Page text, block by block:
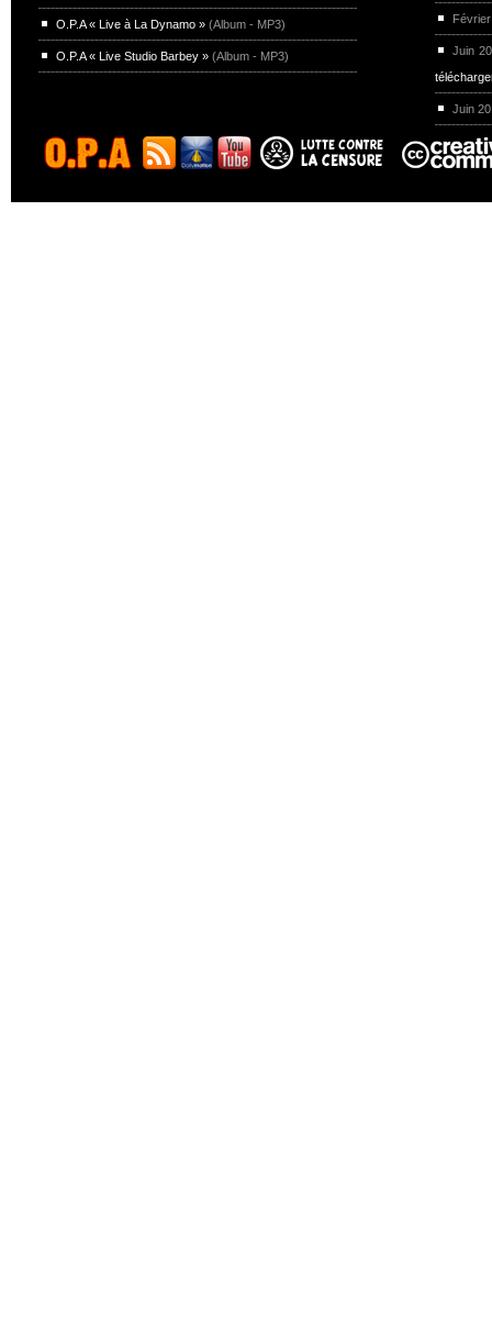
O.P.A « Live à La Dynamo » (Album - MP3)
O.P.A « Live Studio Barbey » (Album - MP3)
Juin
Juin